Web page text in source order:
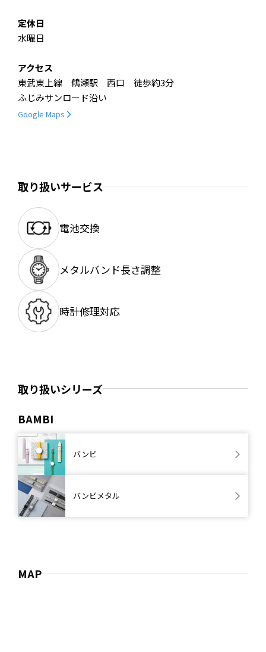
定休日
水曜日
アクセス
東武東上線 鶴瀬駅 西口 徒歩約3分
ふじみサンロード沿い
Google Maps
取り扱いサービス
電池交換
メタルバンド長さ調整
時計修理対応
取り扱いシリーズ
BAMBI
バンビ
バンビメタル
MAP